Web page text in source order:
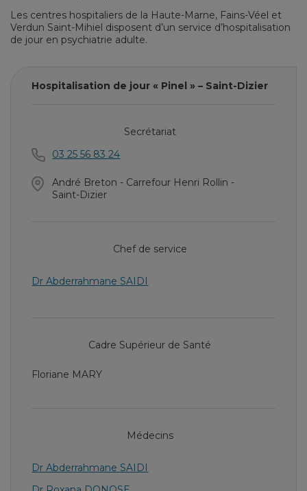
Les centres hospitaliers de la Haute-Marne, Fains-Véel et
Verdun Saint-Mihiel disposent d’un service d’hospitalisation
de jour en psychiatrie adulte.
Hospitalisation de jour « Pinel » – Saint-Dizier
Secrétariat
03 25 56 83 24
André Breton - Carrefour Henri Rollin -
Saint-Dizier
Chef de service
Dr Abderrahmane SAIDI
Cadre Supérieur de Santé
Floriane MARY
Médecins
Dr Abderrahmane SAIDI